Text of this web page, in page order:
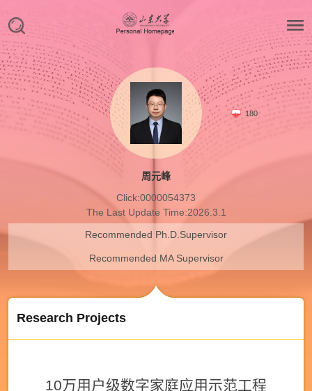
180
周元峰
Click:0000054373
The Last Update Time:2026.3.1
Recommended Ph.D.Supervisor
Recommended MA Supervisor
Research Projects
10万用户级数字家庭应用示范工程